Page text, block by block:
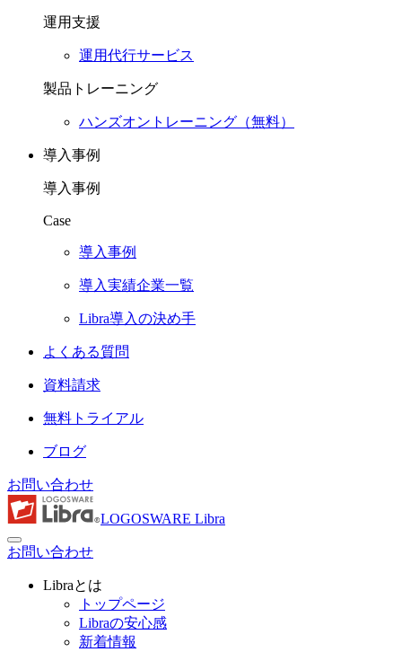
運用支援
運用代行サービス
製品トレーニング
ハンズオントレーニング（無料）
導入事例
導入事例
Case
導入事例
導入実績企業一覧
Libra導入の決め手
よくある質問
資料請求
無料トライアル
ブログ
お問い合わせ
LOGOSWARE Libra
お問い合わせ
Libraとは
トップページ
Libraの安心感
新着情報